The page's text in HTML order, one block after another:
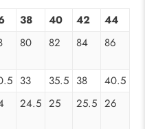
38 40 42
44
80 82 84 86
33 35.5 38
40.5
24.5 25 25.5 26